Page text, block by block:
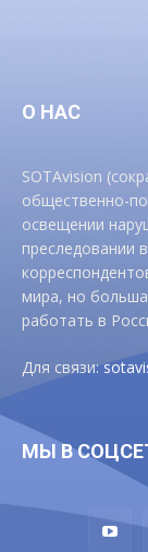
О НАС
SOTAvision
общественно-
освещении
преследовании
мира, но
работать в
Для связи:
МЫ В